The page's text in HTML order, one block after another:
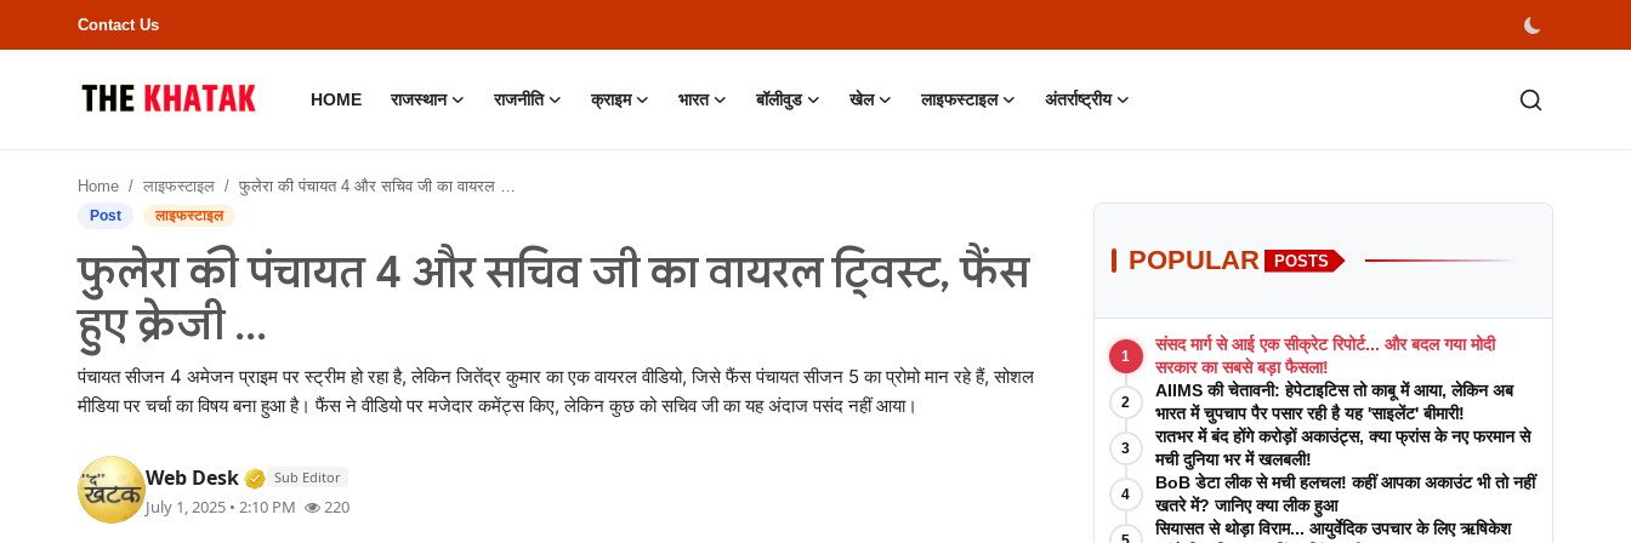
Contact Us
HOME राजस्थान राजनीति क्राइम भारत बॉलीवुड खेल लाइफस्टाइल अंतर्राष्ट्रीय
Contact Us
राजस्थान
राजनीति
बॉलीवुड
Home लाइफस्टाइल फुलेरा की पंचायत 4 और सचिव जी का वायरल ट्विस्ट, फैंस हुए क्रेजी ...
Post लाइफस्टाइल
फुलेरा की पंचायत 4 और सचिव जी का वायरल ट्विस्ट, फैंस
हुए क्रेजी ...
पंचायत सीजन 4 अमेजन प्राइम पर स्ट्रीम हो रहा है, लेकिन जितेंद्र कुमार का एक वायरल वीडियो, जिसे फैंस पंचायत सीजन 5 का प्रोमो मान रहे हैं, सोशल
मीडिया पर चर्चा का विषय बना हुआ है। फैंस ने वीडियो पर मजेदार कमेंट्स किए, लेकिन कुछ को सचिव जी का यह अंदाज पसंद नहीं आया।
Web Desk Verified Media or Organization • 11 Jun, 2026
Sub Editor
July 1, 2025 • 2:10 PM 220
POPULAR POSTS
1
संसद मार्ग से आई एक सीक्रेट रिपोर्ट... और बदल गया मोदी
सरकार का सबसे बड़ा फैसला!
2
AIIMS की चेतावनी: हेपेटाइटिस तो काबू में आया, लेकिन अब
भारत में चुपचाप पैर पसार रही है यह 'साइलेंट' बीमारी!
3
रातभर में बंद होंगे करोड़ों अकाउंट्स, क्या फ्रांस के नए फरमान से
मची दुनिया भर में खलबली!
4
BoB डेटा लीक से मची हलचल! कहीं आपका अकाउंट भी तो नहीं
खतरे में? जानिए क्या लीक हुआ
सियासत से थोड़ा विराम... आयुर्वेदिक उपचार के लिए ऋषिकेश